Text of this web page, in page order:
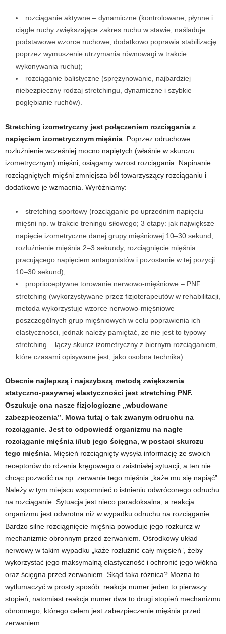
rozciąganie aktywne – dynamiczne (kontrolowane, płynne i
ciągłe ruchy zwiększające zakres ruchu w stawie, naśladuje
podstawowe wzorce ruchowe, dodatkowo poprawia stabilizację
poprzez wymuszenie utrzymania równowagi w trakcie
wykonywania ruchu);
rozciąganie balistyczne (sprężynowanie, najbardziej
niebezpieczny rodzaj stretchingu, dynamiczne i szybkie
pogłębianie ruchów).
Stretching izometryczny jest połączeniem rozciągania z
napięciem izometrycznym mięśnia. Poprzez odruchowe
rozluźnienie wcześniej mocno napiętych (właśnie w skurczu
izometrycznym) mięśni, osiągamy wzrost rozciągania. Napinanie
rozciągniętych mięśni zmniejsza ból towarzyszący rozciąganiu i
dodatkowo je wzmacnia. Wyróżniamy:
stretching sportowy (rozciąganie po uprzednim napięciu
mięśni np. w trakcie treningu siłowego; 3 etapy: jak największe
napięcie izometryczne danej grupy mięśniowej 10–30 sekund,
rozluźnienie mięśnia 2–3 sekundy, rozciągnięcie mięśnia
pracującego napięciem antagonistów i pozostanie w tej pozycji
10–30 sekund);
proprioceptywne torowanie nerwowo-mięśniowe – PNF
stretching (wykorzystywane przez fizjoterapeutów w rehabilitacji,
metoda wykorzystuje wzorce nerwowo-mięśniowe
poszczególnych grup mięśniowych w celu poprawienia ich
elastyczności, jednak należy pamiętać, że nie jest to typowy
stretching – łączy skurcz izometryczny z biernym rozciąganiem,
które czasami opisywane jest, jako osobna technika).
Obecnie najlepszą i najszybszą metodą zwiększenia
statyczno-pasywnej elastyczności jest stretching PNF.
Oszukuje ona nasze fizjologiczne „wbudowane
zabezpieczenia”. Mowa tutaj o tak zwanym odruchu na
rozciąganie. Jest to odpowiedź organizmu na nagłe
rozciąganie mięśnia i/lub jego ścięgna, w postaci skurczu
tego mięśnia. Mięsień rozciągnięty wysyła informację ze swoich
receptorów do rdzenia kręgowego o zaistniałej sytuacji, a ten nie
chcąc pozwolić na np. zerwanie tego mięśnia „każe mu się napiąć”.
Należy w tym miejscu wspomnieć o istnieniu odwróconego odruchu
na rozciąganie. Sytuacja jest nieco paradoksalna, a reakcja
organizmu jest odwrotna niż w wypadku odruchu na rozciąganie.
Bardzo silne rozciągnięcie mięśnia powoduje jego rozkurcz w
mechanizmie obronnym przed zerwaniem. Ośrodkowy układ
nerwowy w takim wypadku „każe rozluźnić cały mięsień”, żeby
wykorzystać jego maksymalną elastyczność i ochronić jego włókna
oraz ścięgna przed zerwaniem. Skąd taka różnica? Można to
wytłumaczyć w prosty sposób: reakcja numer jeden to pierwszy
stopień, natomiast reakcja numer dwa to drugi stopień mechanizmu
obronnego, którego celem jest zabezpieczenie mięśnia przed
zerwaniem.